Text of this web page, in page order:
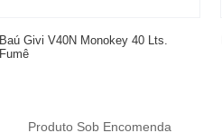
Baú Givi V40N Monokey 40 Lts.
Fumê
Produto Sob Encomenda